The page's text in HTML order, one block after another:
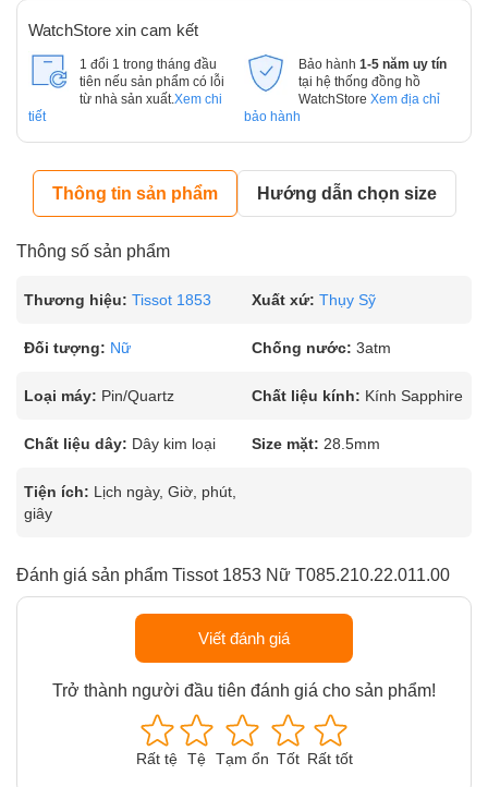
WatchStore xin cam kết
1 đổi 1 trong tháng đầu
tiên nếu sản phẩm có lỗi
từ nhà sản xuất. Xem chi
tiết
Bảo hành 1-5 năm uy tín
tại hệ thống đồng hồ
WatchStore Xem địa chỉ
bảo hành
Thông tin sản phẩm Hướng dẫn chọn size
Thông số sản phẩm
Thương hiệu: Tissot 1853 Xuất xứ: Thụy Sỹ
Đối tượng: Nữ Chống nước: 3atm
Loại máy: Pin/Quartz Chất liệu kính: Kính Sapphire
Chất liệu dây: Dây kim loại Size mặt: 28.5mm
Tiện ích: Lịch ngày, Giờ, phút,
giây
Đánh giá sản phẩm Tissot 1853 Nữ T085.210.22.011.00
Viết đánh giá
Trở thành người đầu tiên đánh giá cho sản phẩm!
Rất tệ Tệ Tạm ổn Tốt Rất tốt